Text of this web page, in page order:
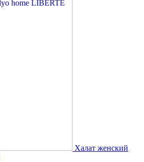
Халат женский